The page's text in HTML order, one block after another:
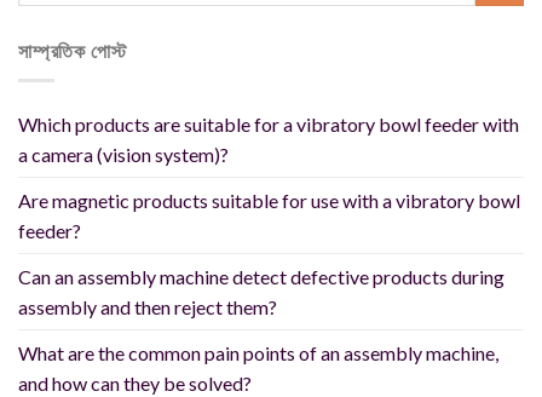
সাম্প্রতিক পোস্ট
Which products are suitable for a vibratory bowl feeder with
a camera (vision system)?
Are magnetic products suitable for use with a vibratory bowl
feeder?
Can an assembly machine detect defective products during
assembly and then reject them?
What are the common pain points of an assembly machine,
and how can they be solved?